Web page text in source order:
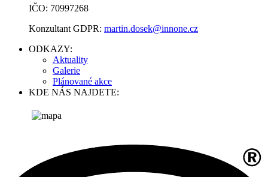
IČO: 70997268
Konzultant GDPR: martin.dosek@innone.cz
ODKAZY:
Aktuality
Galerie
Plánované akce
KDE NÁS NAJDETE: